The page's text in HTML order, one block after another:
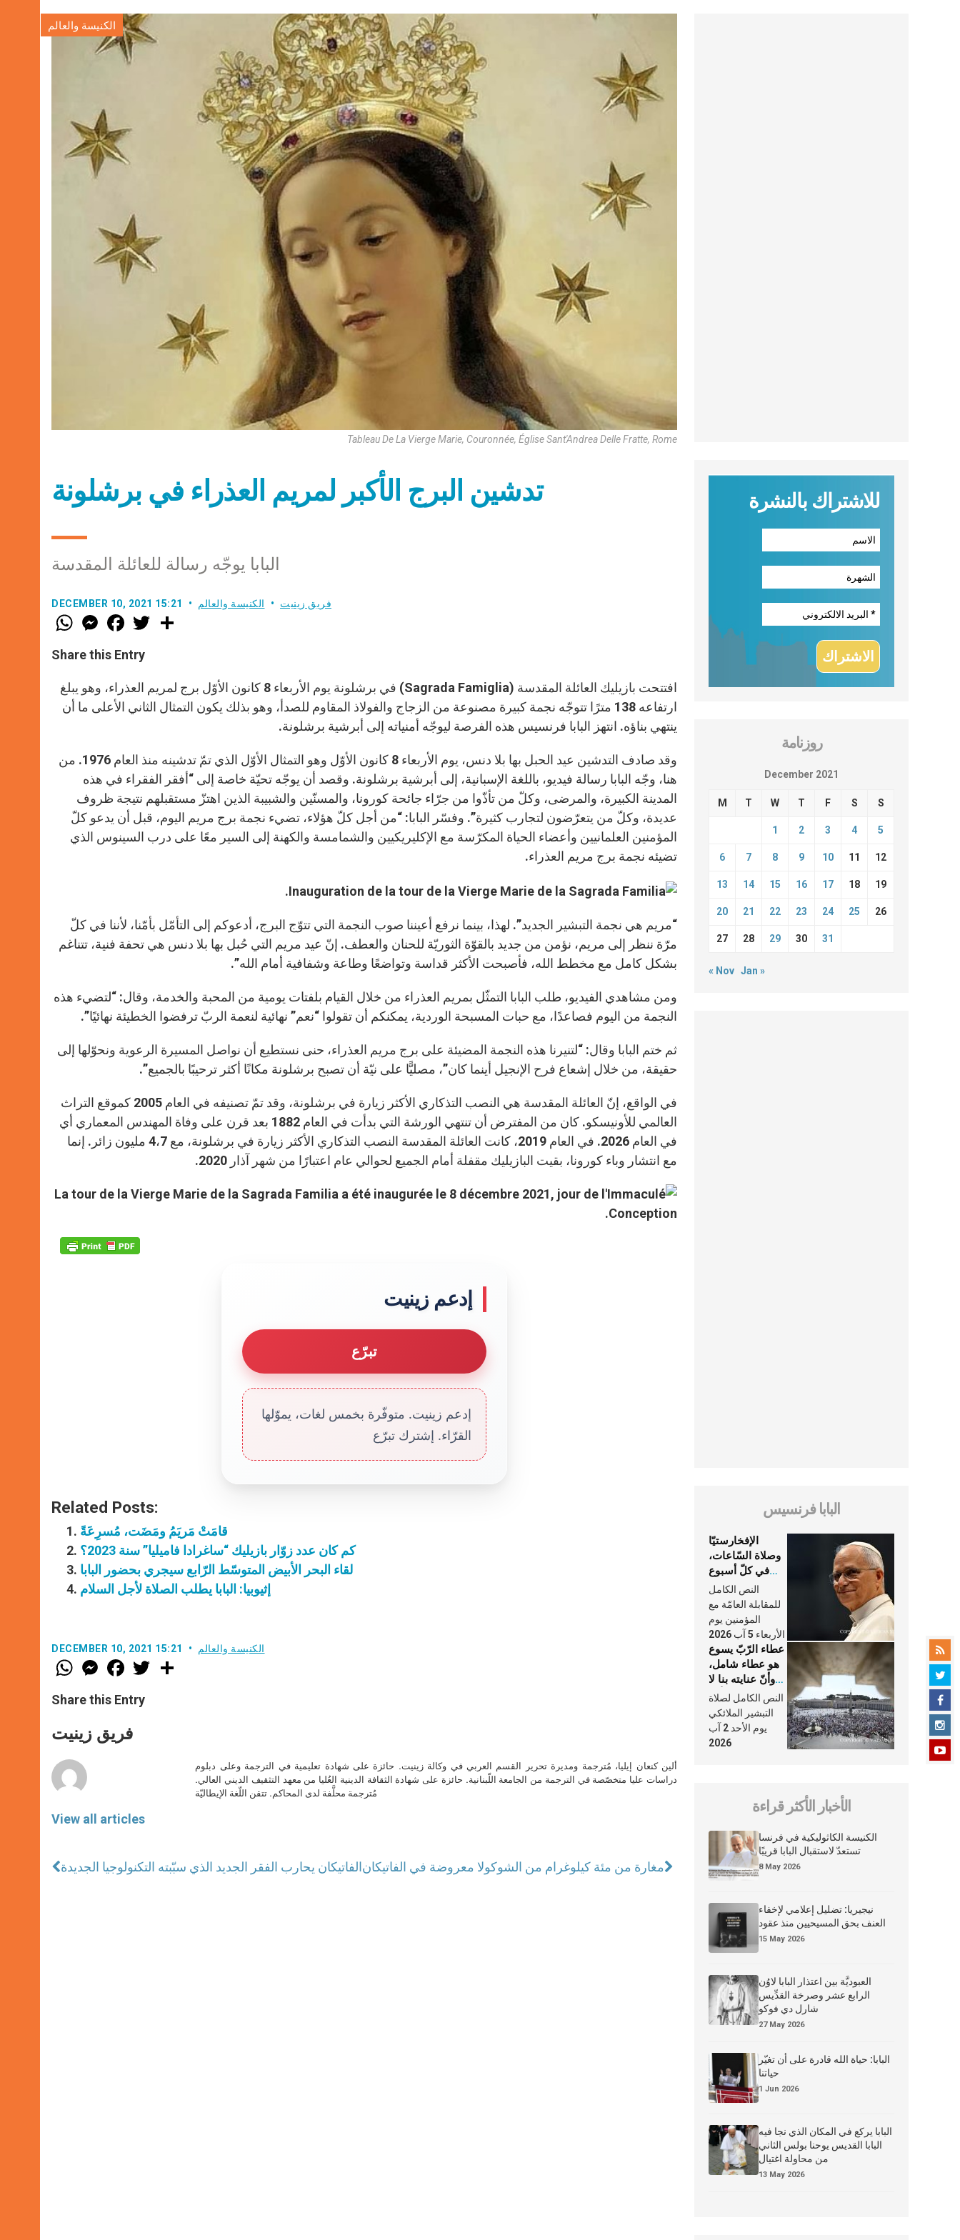
الكنيسة والعالم
Tableau De La Vierge Marie, Couronnée, Église Sant'Andrea Delle Fratte, Rome
تدشين البرج الأكبر لمريم العذراء في برشلونة
البابا يوجّه رسالة للعائلة المقدسة
DECEMBER 10, 2021 15:21 فريق زينيت الكنيسة والعالم
W
h
t
s
p
p
M
e
s
e
g
e
r
F
a
e
b
o
k
w
r
Share this Entry
افتتحت بازيليك العائلة المقدسة (Sagrada Famiglia) في برشلونة يوم الأربعاء 8 كانون الأوّل برج لمريم العذراء، وهو يبلغ
ارتفاعه 138 مترًا تتوجّه نجمة كبيرة مصنوعة من الزجاج والفولاذ المقاوم للصدأ، وهو بذلك يكون التمثال الثاني الأعلى ما أن
ينتهي بناؤه. انتهز البابا فرنسيس هذه الفرصة ليوجّه أمنياته إلى أبرشية برشلونة.
وقد صادف التدشين عيد الحبل بها بلا دنس، يوم الأربعاء 8 كانون الأوّل وهو التمثال الأوّل الذي تمّ تدشينه منذ العام 1976. من
هنا، وجّه البابا رسالة فيديو، باللغة الإسبانية، إلى أبرشية برشلونة. وقصد أن يوجّه تحيّة خاصة إلى “أفقر الفقراء في هذه
المدينة الكبيرة، والمرضى، وكلّ من تأذّوا من جرّاء جائحة كورونا، والمسنّين والشبيبة الذين اهتزّ مستقبلهم نتيجة ظروف
عديدة، وكلّ من يتعرّضون لتجارب كثيرة”. وفسّر البابا: “من أجل كلّ هؤلاء، تضيء نجمة برج مريم اليوم، قبل أن يدعو كلّ
المؤمنين العلمانيين وأعضاء الحياة المكرّسة مع الإكليريكيين والشمامسة والكهنة إلى السير معًا على درب السينوس الذي
تضيئه نجمة برج مريم العذراء.
“مريم هي نجمة التبشير الجديد”. لهذا، بينما نرفع أعيننا صوب النجمة التي تتوّج البرج، أدعوكم إلى التأمّل بأمّنا، لأننا في كلّ
مرّة ننظر إلى مريم، نؤمن من جديد بالقوّة الثوريّة للحنان والعطف. إنّ عيد مريم التي حُبل بها بلا دنس هي تحفة فنية، تتناغم
بشكل كامل مع مخطط الله، فأصبحت الأكثر قداسة وتواضعًا وطاعة وشفافية أمام الله”.
ومن مشاهدي الفيديو، طلب البابا التمثّل بمريم العذراء من خلال القيام بلفتات يومية من المحبة والخدمة، وقال: “لتضيء هذه
النجمة من اليوم فصاعدًا، مع حبات المسبحة الوردية، يمكنكم أن تقولوا “نعم” نهائية لنعمة الربّ ترفضوا الخطيئة نهائيًا”.
ثم ختم البابا وقال: “لتنيرنا هذه النجمة المضيئة على برج مريم العذراء، حنى نستطيع أن نواصل المسيرة الرعوية ونحوّلها إلى
حقيقة، من خلال إشعاع فرح الإنجيل أينما كان”، مصليًّا على نيّة أن تصبح برشلونة مكانًا أكثر ترحيبًا بالجميع”.
في الواقع، إنّ العائلة المقدسة هي النصب التذكاري الأكثر زيارة في برشلونة، وقد تمّ تصنيفه في العام 2005 كموقع التراث
العالمي للأونيسكو. كان من المفترض أن تنتهي الورشة التي بدأت في العام 1882 بعد قرن على وفاة المهندس المعماري أي
في العام 2026. في العام 2019، كانت العائلة المقدسة النصب التذكاري الأكثر زيارة في برشلونة، مع 4،7 مليون زائر. إنما
مع انتشار وباء كورونا، بقيت البازيليك مقفلة أمام الجميع لحوالي عام اعتبارًا من شهر آذار 2020.
إدعم زينيت
تبرّع
إدعم زينيت. متوفّرة بخمس لغات، يموّلها
القرّاء. إشترك تبرّع
Related Posts:
قامَتْ مَريَمُ ومَضَت، مُسرِعَةً
كم كان عدد زوّار بازيليك “ساغرادا فاميليا” سنة 2023؟
لقاء البحر الأبيض المتوسّط الرّابع سيجري بحضور البابا
إثيوبيا: البابا يطلب الصلاة لأجل السلام
DECEMBER 10, 2021 15:21 الكنيسة والعالم
W
h
t
s
p
p
M
e
s
e
g
e
F
a
e
b
o
k
w
Share this Entry
فريق زينيت
View all articles
ألين كنعان إيليا، مُترجمة ومديرة تحرير القسم العربي في وكالة زينيت. حائزة على شهادة تعليمية في الترجمة وعلى دبلوم
دراسات عليا متخصّصة في الترجمة من الجامعة اللّبنانية. حائزة على شهادة الثقافة الدينية العُليا من معهد التثقيف الديني العالي.
مُترجمة محلَّفة لدى المحاكم. تتقن اللّغة الإيطاليّة
الفاتيكان يحارب الفقر الجديد الذي سبّبته التكنولوجيا الجديدةمغارة من مئة كيلوغرام من الشوكولا معروضة في الفاتيكان
للاشتراك بالنشرة
روزنامة
December 2021
M T W T F S S
1 2 3 4 5
6 7 8 9 10 11 12
13 14 15 16 17 18 19
20 21 22 23 24 25 26
27 28 29 30 31
« Nov Jan »
البابا فرنسيس
الإفخارستيّا
وصلاة السّاعات،
في كلّ أسبوع
وكلّ يوم، هما
النَّفَس في حياة
الكنيسة
النص الكامل
للمقابلة العامّة مع
المؤمنين يوم
الأربعاء 5 آب 2026
عطاء الرّبّ يسوع
هو عطاء شامل،
وأنّ عنايته بنا لا
تغيب عنّا أبدًا
النص الكامل لصلاة
التبشير الملائكي
يوم الأحد 2 آب
2026
الأخبار الأكثر قراءة
الكنيسة الكاثوليكية في فرنسا
تستعدّ لاستقبال البابا قريبًا
8 May 2026
نيجيريا: تضليل إعلامي لإخفاء
العنف بحق المسيحيين منذ عقود
15 May 2026
العبوديَّة بين اعتذار البابا لاوُن
الرابع عشر وصرخة القدِّيس
شارل دي فوكو
27 May 2026
البابا: حياة الله قادرة على أن تغيّر
حياتنا
1 Jun 2026
البابا يركع في المكان الذي نجا فيه
البابا القديس يوحنا بولس الثاني
من محاولة اغتيال
13 May 2026